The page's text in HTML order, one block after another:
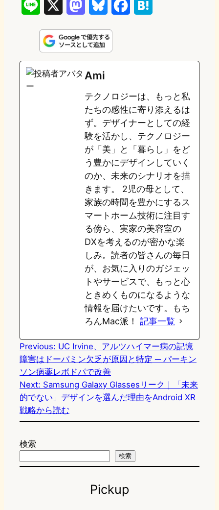
n
e
s
t
o
d
o
n
u
e
k
y
e
o
o
e
a
Ami
テクノロジーは、もっと私
たちの感性に寄り添えるは
ず。デザイナーとしての経
験を活かし、テクノロジー
が「美」と「暮らし」をど
う豊かにデザインしていく
のか、未来のシナリオを描
きます。 2児の母として、
家族の時間を豊かにするス
マートホーム技術に注目す
る傍ら、実家の美容室の
DXを考えるのが密かな楽
しみ。読者の皆さんの毎日
が、お気に入りのガジェッ
トやサービスで、もっと心
ときめくものになるような
情報を届けたいです。もち
ろんMac派！ 記事一覧
Previous: UC Irvine、アルツハイマー病の記憶
障害はドーパミン欠乏が原因と特定 ─ パーキン
ソン病薬レボドパで改善
Next: Samsung Galaxy Glassesリーク｜「未来
的でない」デザインを選んだ理由をAndroid XR
戦略から読む
検索
検索
Pickup